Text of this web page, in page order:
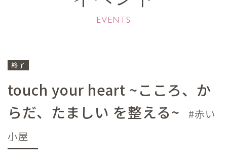
終了
touch your heart ~こころ、か
らだ、たましい を整える~
赤い
小屋